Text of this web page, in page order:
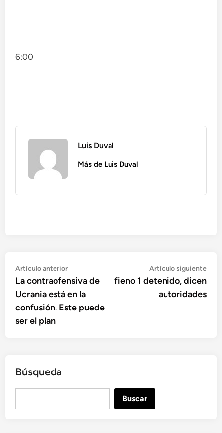
6:00
Luis Duval
Más de Luis Duval
Navegación
de
entradas
Artículo anteriorArtículo
anterior:
La contraofensiva de
Ucrania está en la
confusión. Este puede
ser el plan
Artículo siguiente
fieno 1 detenido, dicen
autoridades
Búsqueda
Buscar